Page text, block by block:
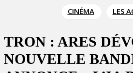
CINÉMA LES
TRON : ARES
NOUVELLE